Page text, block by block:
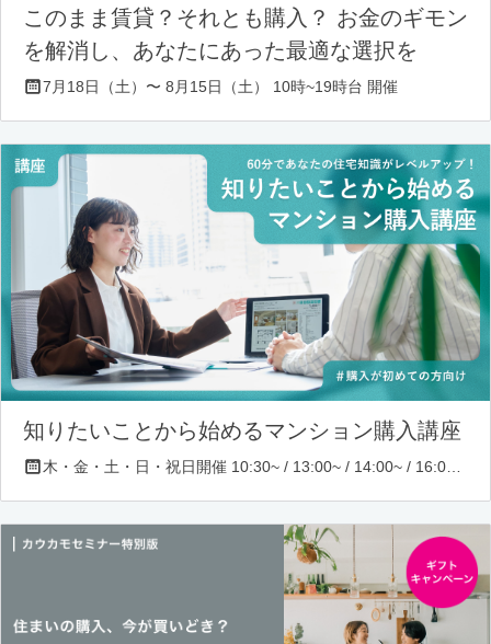
このまま賃貸？それとも購入？ お金のギモン
を解消し、あなたにあった最適な選択を
7月18日（土）〜 8月15日（土） 10時~19時台 開催
知りたいことから始めるマンション購入講座